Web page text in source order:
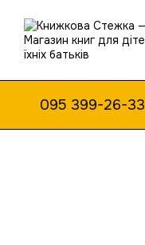
095 399-26-33